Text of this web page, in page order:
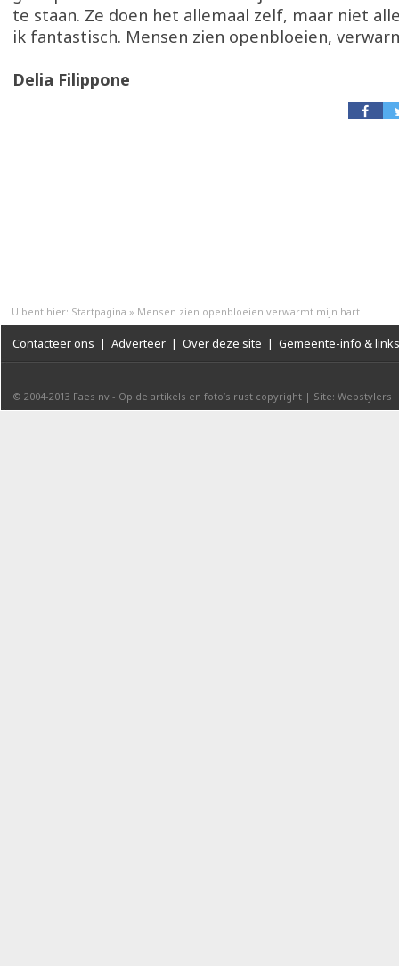
te staan. Ze doen het allemaal zelf, maar niet
ik fantastisch. Mensen zien openbloeien,
Delia Filippone
U bent hier: Startpagina » Mensen zien openbloeien verwarmt mijn hart
Contacteer ons | Adverteer | Over deze site | Gemeente-info & links
© 2004-2013 Faes nv - Op de artikels en foto’s rust copyright | Site: Webstylers